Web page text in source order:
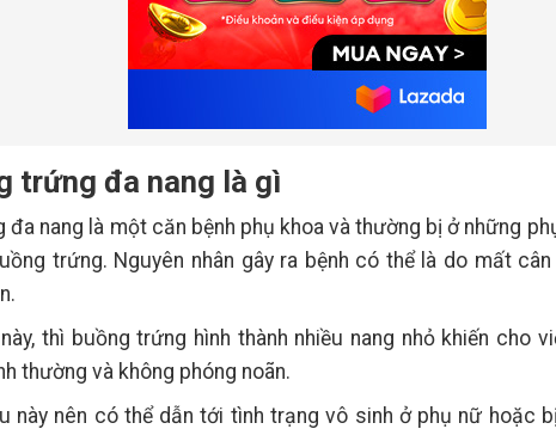
trứng đa nang là gì
đa nang là một căn bệnh phụ khoa và thường bị ở những
trứng. Nguyên nhân gây ra bệnh có thể là do mất
thì buồng trứng hình thành nhiều nang nhỏ khiến cho
thường và không phóng noãn.
này nên có thể dẫn tới tình trạng vô sinh ở phụ nữ hoặc